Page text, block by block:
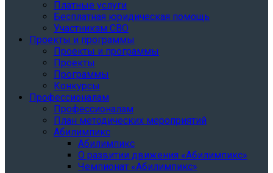
Платные услуги
Бесплатная юридическая помощь
Участникам СВО
Проекты и программы
Проекты и программы
Проекты
Программы
Конкурсы
Профессионалам
Профессионалам
План методических мероприятий
Абилимпикс
Абилимпикс
О развитии движения «Абилимпикс»
Чемпионат «Абилимпикс»